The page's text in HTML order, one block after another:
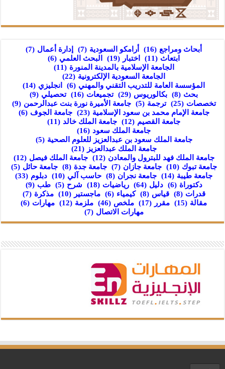
أبحاث ومراجع (16) أرامكو السعودية (7) إدارة أعمال (7)
ابتعاث (11) اختبار (19) البحث العلمي (6)
الجامعة الإسلامية بالمدينة المنورة (11)
الجامعة السعودية الإلكترونية (22)
المؤسسة العامة للتدريب التقني والمهني (6) انجليزي (14)
بحث (8) بكالوريوس (29) تجميعات (16) تحصيلي (9)
تخصصات (25) ترجمة (5) جامعة الأميرة نورة بنت عبدالرحمن (9)
جامعة الإمام محمد بن سعود الإسلامية (23) جامعة الجوف (6)
جامعة القصيم (12) جامعة الملك خالد (11)
جامعة الملك سعود (16)
جامعة الملك سعود بن عبدالعزيز للعلوم الصحية (5)
جامعة الملك عبدالعزيز (21)
جامعة الملك فهد للبترول والمعادن (12) جامعة الملك فيصل (12)
جامعة تبوك (10) جامعة جازان (7) جامعة جدة (8) جامعة حائل (5)
جامعة طيبة (14) جامعة نجران (8) حاسب آلي (10) دبلوم (33)
دكتوراة (6) دليل (64) رياضيات (18) شرح (5) طب (9)
قدرات (8) قياس (8) كيمياء (6) ماجستير (10) مذكرة (7)
مقالة (15) مقرر (17) ملخص (46) ملزمة (12) مهارات (6)
مهارات الاتصال (7)